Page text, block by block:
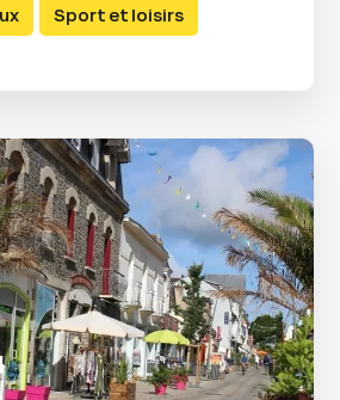
Sport et loisirs